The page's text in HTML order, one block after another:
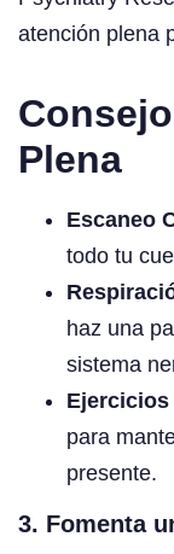
atención plena
Plena
Escaneo
todo tu
haz una
sistema
Ejercicios
para
presente.
3. Fomenta